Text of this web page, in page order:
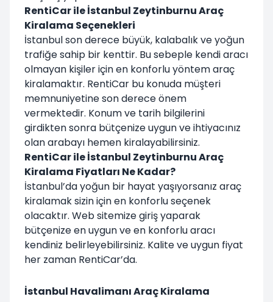
RentiCar ile İstanbul Zeytinburnu Araç
Kiralama Seçenekleri
İstanbul son derece büyük, kalabalık ve yoğun
trafiğe sahip bir kenttir. Bu sebeple kendi aracı
olmayan kişiler için en konforlu yöntem araç
kiralamaktır. RentiCar bu konuda müşteri
memnuniyetine son derece önem
vermektedir. Konum ve tarih bilgilerini
girdikten sonra bütçenize uygun ve ihtiyacınız
olan arabayı hemen kiralayabilirsiniz.
RentiCar ile İstanbul Zeytinburnu Araç
Kiralama Fiyatları Ne Kadar?
İstanbul’da yoğun bir hayat yaşıyorsanız araç
kiralamak sizin için en konforlu seçenek
olacaktır. Web sitemize giriş yaparak
bütçenize en uygun ve en konforlu aracı
kendiniz belirleyebilirsiniz. Kalite ve uygun fiyat
her zaman RentiCar’da.
İstanbul Havalimanı Araç Kiralama